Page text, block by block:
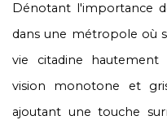
Dénotant l'importance
dans une métropole où
vie citadine hautement
vision monotone et
ajoutant une touche